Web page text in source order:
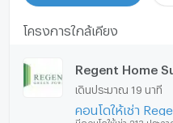
โครงการใกล้เคียง
Regent Home
เดินประมาณ 19 นาที
คอนโดให้เช่า